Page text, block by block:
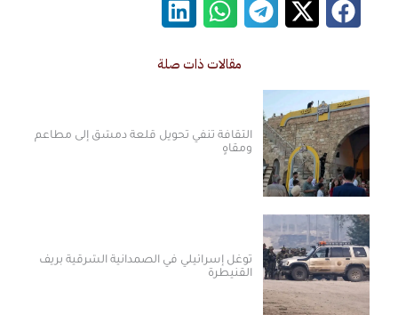
مقالات ذات صلة
الثقافة تنفي تحويل قلعة دمشق إلى مطاعم
ومقاهٍ
توغل إسرائيلي في الصمدانية الشرقية بريف
القنيطرة